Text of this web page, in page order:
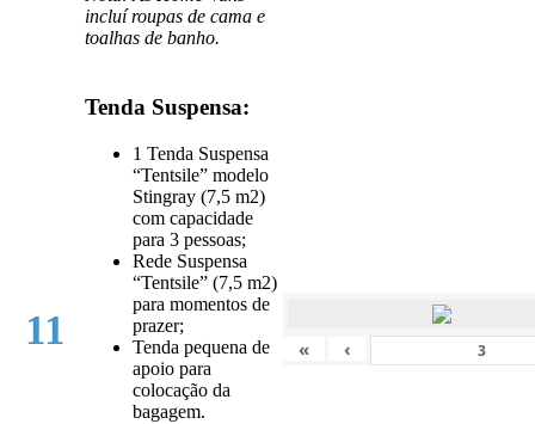
incluí roupas de cama e
toalhas de banho.
11
Tenda Suspensa:
1 Tenda Suspensa
“Tentsile” modelo
Stingray (7,5 m2)
com capacidade
para 3 pessoas;
Rede Suspensa
“Tentsile” (7,5 m2)
para momentos de
prazer;
Tenda pequena de
apoio para
colocação da
bagagem.
« ‹